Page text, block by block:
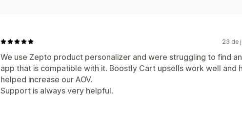
23 de
We use Zepto product personalizer and were struggling to find
app that is compatible with it. Boostly Cart upsells work well and
helped increase our AOV.
Support is always very helpful.